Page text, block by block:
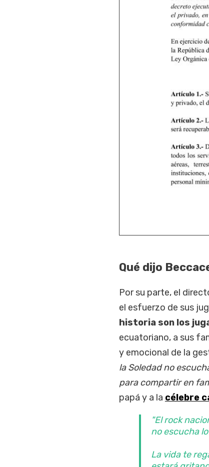
Qué dijo
Por su parte, el
el esfuerzo de sus
historia son los
ecuatoriano, a sus
y emocional de la
la Soledad no
para compartir en
papá y a la célebre
"El rock
no escucha
La vida te